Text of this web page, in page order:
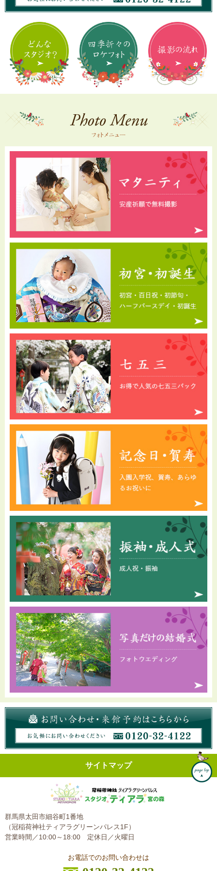
サイトマップ
群馬県太田市細谷町1番地
（冠稲荷神社ティアラグリーンパレス1F）
営業時間／10:00～18:00 定休日／火曜日
お電話でのお問い合わせは